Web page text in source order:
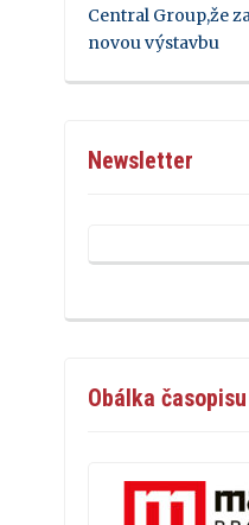
Central Group,že
novou výstavbu
Newsletter
Obálka časopisu